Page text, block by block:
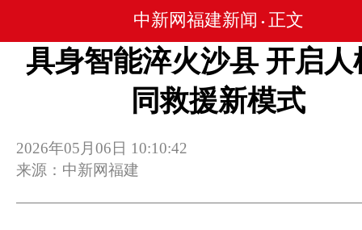
中新网福建新闻 • 正文
具身智能淬火沙县 开启人
同救援新模式
2026年05月06日 10:10:42
来源：中新网福建